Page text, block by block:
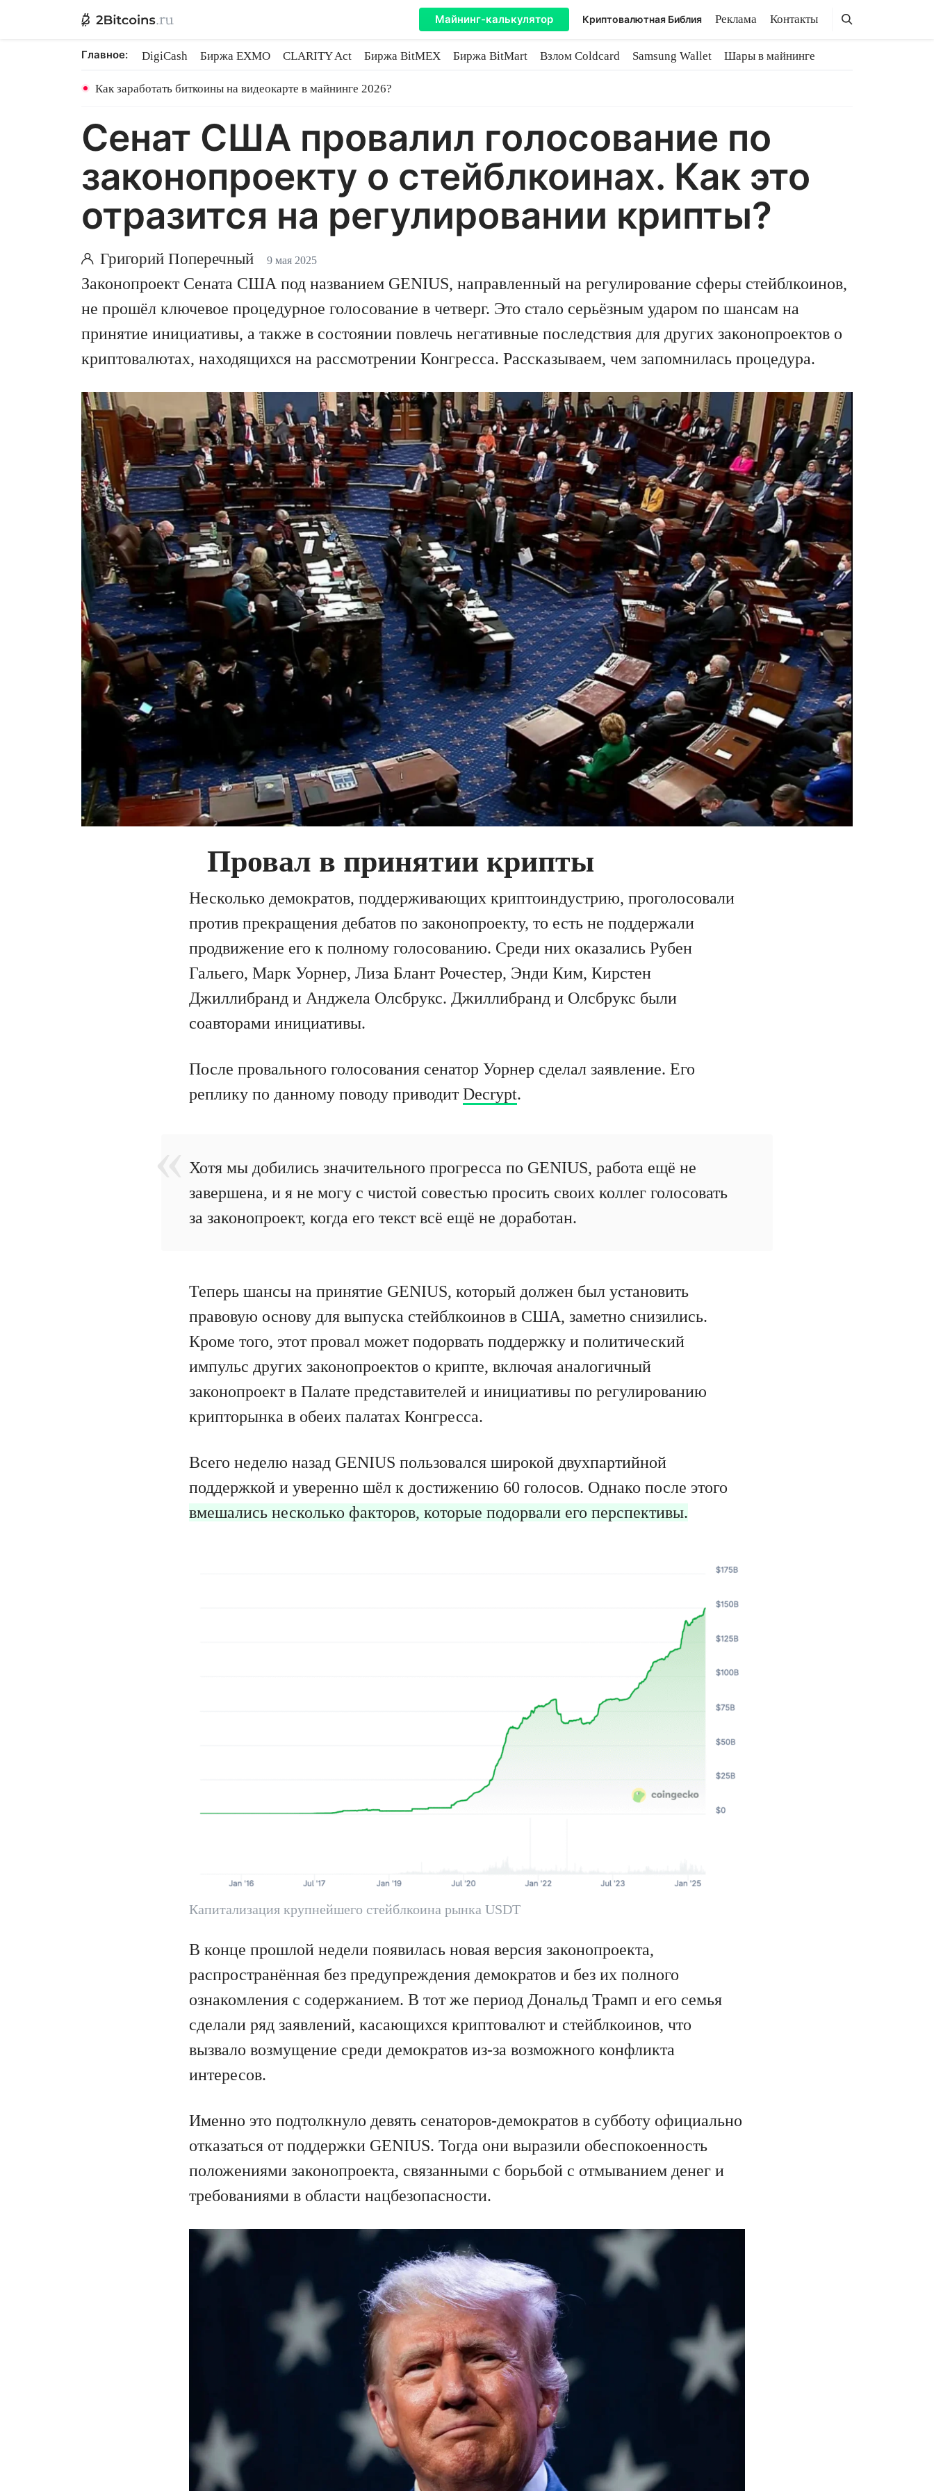
Майнинг-калькулятор Криптовалютная Библия Реклама Контакты Поиск
Поиск
Главное: DigiCash Биржа EXMO CLARITY Act Биржа BitMEX Биржа BitMart Взлом Coldcard Samsung Wallet
Шары в майнинге
Как заработать биткоины на видеокарте в майнинге 2026?
Сенат США провалил голосование по
законопроекту о стейблкоинах. Как это
отразится на регулировании крипты?
Григорий Поперечный 9 мая 2025
Законопроект Сената США под названием GENIUS, направленный на регулирование сферы стейблкоинов,
не прошёл ключевое процедурное голосование в четверг. Это стало серьёзным ударом по шансам на
принятие инициативы, а также в состоянии повлечь негативные последствия для других законопроектов о
криптовалютах, находящихся на рассмотрении Конгресса. Рассказываем, чем запомнилась процедура.
Провал в принятии крипты
Несколько демократов, поддерживающих криптоиндустрию, проголосовали
против прекращения дебатов по законопроекту, то есть не поддержали
продвижение его к полному голосованию. Среди них оказались Рубен
Гальего, Марк Уорнер, Лиза Блант Рочестер, Энди Ким, Кирстен
Джиллибранд и Анджела Олсбрукс. Джиллибранд и Олсбрукс были
соавторами инициативы.
После провального голосования сенатор Уорнер сделал заявление. Его
реплику по данному поводу приводитDecrypt.
Хотя мы добились значительного прогресса по GENIUS, работа ещё не
завершена, и я не могу с чистой совестью просить своих коллег голосовать
за законопроект, когда его текст всё ещё не доработан.
Теперь шансы на принятие GENIUS, который должен был установить
правовую основу для выпуска стейблкоинов в США, заметно снизились.
Кроме того, этот провал может подорвать поддержку и политический
импульс других законопроектов о крипте, включая аналогичный
законопроект в Палате представителей и инициативы по регулированию
крипторынка в обеих палатах Конгресса.
Всего неделю назад GENIUS пользовался широкой двухпартийной
поддержкой и уверенно шёл к достижению 60 голосов. Однако после этого
вмешались несколько факторов, которые подорвали его перспективы.
Капитализация крупнейшего стейблкоина рынка USDT
В конце прошлой недели появилась новая версия законопроекта,
распространённая без предупреждения демократов и без их полного
ознакомления с содержанием. В тот же период Дональд Трамп и его семья
сделали ряд заявлений, касающихся криптовалют и стейблкоинов, что
вызвало возмущение среди демократов из-за возможного конфликта
интересов.
Именно это подтолкнуло девять сенаторов-демократов в субботу официально
отказаться от поддержки GENIUS. Тогда они выразили обеспокоенность
положениями законопроекта, связанными с борьбой с отмыванием денег и
требованиями в области нацбезопасности.